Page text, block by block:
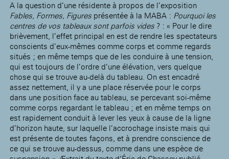
A la question d’une résidente à propos de l’exposition
Fables, Formes, Figures présentée à la MABA : Pourquoi les
centres de vos tableaux sont parfois vides ? : « Pour le dire
brièvement, l’effet principal en est de rendre les spectateurs
conscients d’eux-mêmes comme corps et comme regards
situés ; en même temps que de les conduire à une tension,
qui est toujours de l’ordre d’une élévation, vers quelque
chose qui se trouve au-delà du tableau. On est encadré
assez nettement, il y a une place réservée pour le corps
dans une position face au tableau, se percevant soi-même
comme corps regardant le tableau ; et en même temps on
est rapidement conduit à lever les yeux à cause de la ligne
d’horizon haute, sur laquelle l’accrochage insiste mais qui
est présente de toutes façons, et à prendre conscience de
ce qui se trouve au-dessus, comme dans une espèce de